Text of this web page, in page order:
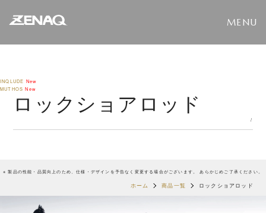
INQLUDE New
MUTHOSNew
ロックショアロッド
/
※ 製品の性能・品質向上のため、仕様・デザインを予告なく変更する場合がございます。 あらかじめご了承ください。
ホーム 商品一覧 ロックショアロッド